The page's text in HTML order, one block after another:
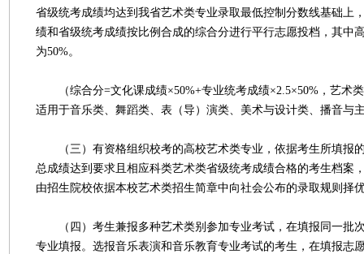
省级统考成绩均达到我省艺术类专业录取最低控制分数线基础上
绩和省级统考成绩按比例合成的综合分进行平行志愿投档，其中
为50%。
（综合分=文化课成绩×50%+专业统考成绩×2.5×50%，艺术类
适用于音乐类、舞蹈类、表（导）演类、美术与设计类、播音与
（三）有资格组织校考的高校艺术类专业，依据考生所填报
总成绩达到要求且相应科类艺术类省级统考成绩合格的考生档案
由招生院校依据本校艺术类招生简章中向社会公布的录取规则择
（四）考生兼报多种艺术类别参加专业考试，在填报同一批
专业填报。选报音乐表演和音乐教育专业考试的考生，在填报志